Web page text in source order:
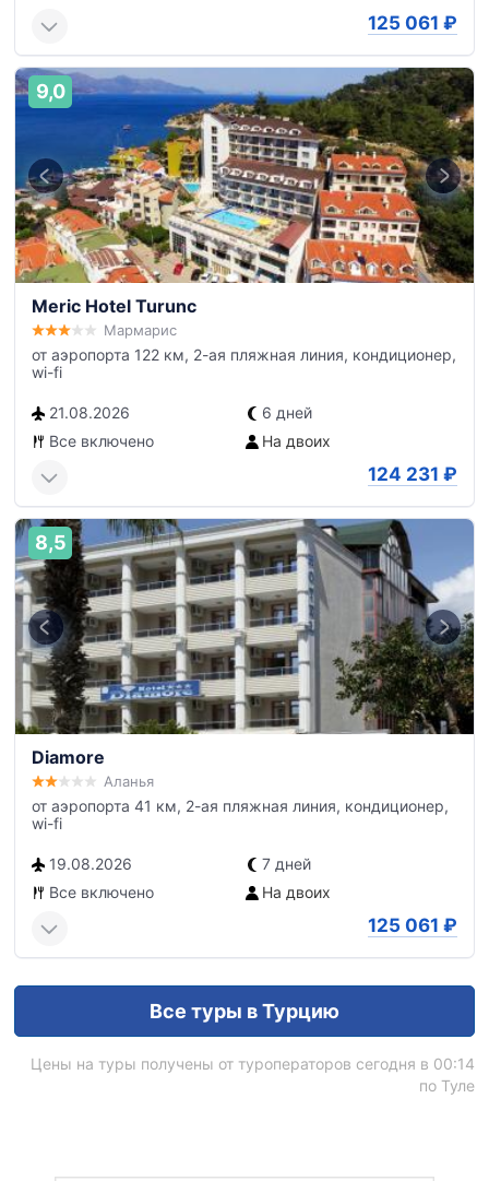
125 061 ₽
9,0
Meric Hotel Turunc
Мармарис
от аэропорта 122 км, 2-ая пляжная линия, кондиционер,
wi-fi
21.08.2026
6 дней
Все включено
На двоих
124 231 ₽
8,5
Diamore
Аланья
от аэропорта 41 км, 2-ая пляжная линия, кондиционер,
wi-fi
19.08.2026
7 дней
Все включено
На двоих
125 061 ₽
Все туры в Турцию
Цены на туры получены от туроператоров сегодня в 00:14
по Туле